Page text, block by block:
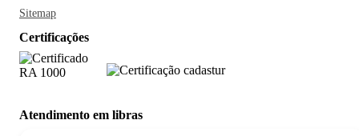
Sitemap
Certificações
Atendimento em libras